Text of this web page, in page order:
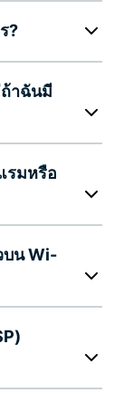
?
ถ้าฉันมี
รมหรือ
บน Wi-